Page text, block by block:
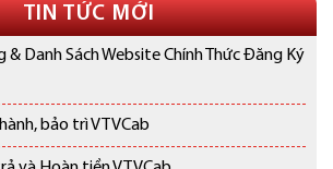
TIN TỨC MỚI
& Danh Sách Website Chính Thức Đăng Ký
bảo trì VTVCab